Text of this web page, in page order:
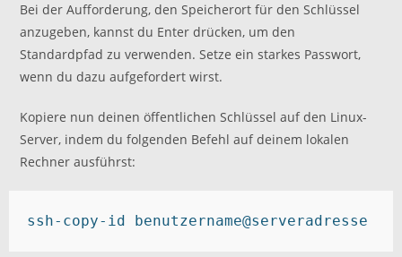
Bei der Aufforderung, den Speicherort für den Schlüssel
anzugeben, kannst du Enter drücken, um den
Standardpfad zu verwenden. Setze ein starkes Passwort,
wenn du dazu aufgefordert wirst.
Kopiere nun deinen öffentlichen Schlüssel auf den Linux-
Server, indem du folgenden Befehl auf deinem lokalen
Rechner ausführst:
ssh-copy-id benutzername@serveradresse